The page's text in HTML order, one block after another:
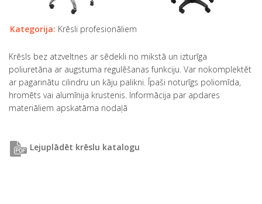
Kategorija: Krēsli profesionāliem
Krēsls bez atzveltnes ar sēdekli no mikstā un izturīga
poliuretāna ar augstuma regulēšanas funkciju. Var nokomplektēt
ar pagarinātu cilindru un kāju palikni. Īpaši noturīgs poliomīda,
hromēts vai alumīnija krustenis. Informācija par apdares
materiāliem apskatāma nodaļā
Lejuplādēt krēslu katalogu